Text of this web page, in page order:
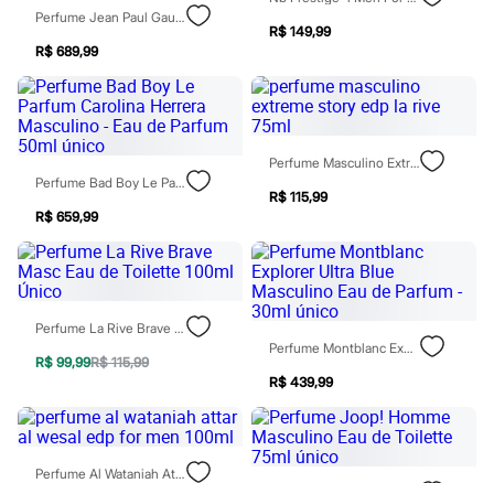
Todos os produtos
Em alta
Arrumadinho para os meninos
Romântico para as meninas
Inverno
Novidades
Roupas menina
0 a 24 meses
1 a 5 anos
4 a 12 anos
10 a 16 anos
Roupas menino
0 a 24 meses
1 a 5 anos
10 a 16 anos
Acessórios
Recém-nascido
Chapéus
Calçados
Botas
Chinelos
Perfume Jean Paul Gaultier Le Male Elixir Masculino 75ml Único
R$ 689,99
R$ 149,99
Perfume Bad Boy Le Parfum Carolina Herrera Masculino - Eau De Parfum 50ml Único
R$ 659,99
Perfume Masculino Extreme Story Edp La Rive 75ml
R$ 115,99
Perfume La Rive Brave Masc Eau De Toilette 100ml Único
R$ 99,99R$ 115,99
Perfume Montblanc Explorer Ultra Blue Masculino Eau De Parfum - 30ml Único
R$ 439,99
Perfume Al Wataniah Attar Al Wesal Edp For Men 100ml